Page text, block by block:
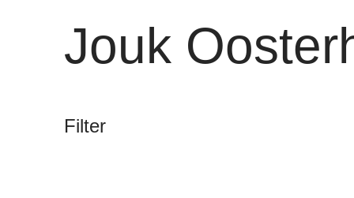
Jouk
Filter